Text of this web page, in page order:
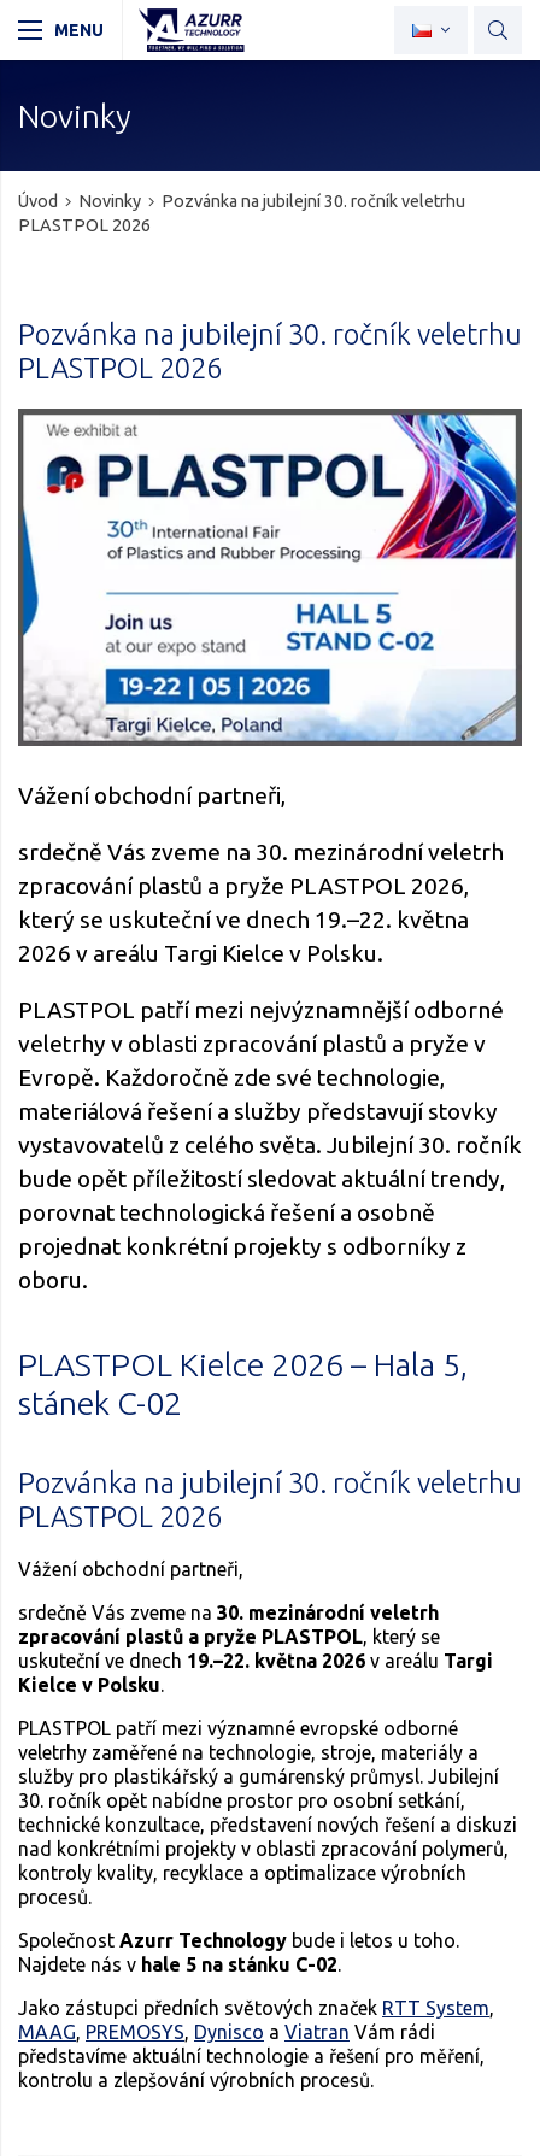
Novinky
Úvod Novinky
Pozvánka na jubilejní 30. ročník veletrhu
PLASTPOL 2026
Pozvánka na jubilejní 30. ročník veletrhu
PLASTPOL 2026
Vážení obchodní partneři,
srdečně Vás zveme na 30. mezinárodní veletrh
zpracování plastů a pryže PLASTPOL 2026,
který se uskuteční ve dnech 19.–22. května
2026 v areálu Targi Kielce v Polsku.
PLASTPOL patří mezi nejvýznamnější odborné
veletrhy v oblasti zpracování plastů a pryže v
Evropě. Každoročně zde své technologie,
materiálová řešení a služby představují stovky
vystavovatelů z celého světa. Jubilejní 30. ročník
bude opět příležitostí sledovat aktuální trendy,
porovnat technologická řešení a osobně
projednat konkrétní projekty s odborníky z
oboru.
PLASTPOL Kielce 2026 – Hala 5,
stánek C-02
Pozvánka na jubilejní 30. ročník veletrhu
PLASTPOL 2026
Vážení obchodní partneři,
srdečně Vás zveme na 30. mezinárodní veletrh
zpracování plastů a pryže PLASTPOL, který se
uskuteční ve dnech 19.–22. května 2026 v areálu Targi
Kielce v Polsku.
PLASTPOL patří mezi významné evropské odborné
veletrhy zaměřené na technologie, stroje, materiály a
služby pro plastikářský a gumárenský průmysl. Jubilejní
30. ročník opět nabídne prostor pro osobní setkání,
technické konzultace, představení nových řešení a diskuzi
nad konkrétními projekty v oblasti zpracování polymerů,
kontroly kvality, recyklace a optimalizace výrobních
procesů.
Společnost Azurr Technology bude i letos u toho.
Najdete nás v hale 5 na stánku C-02.
Jako zástupci předních světových značek RTT System,
MAAG, PREMOSYS, Dynisco a Viatran Vám rádi
představíme aktuální technologie a řešení pro měření,
kontrolu a zlepšování výrobních procesů.